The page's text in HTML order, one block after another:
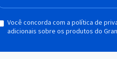
Você concorda com a política de
adicionais sobre os produtos do